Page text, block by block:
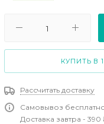
КУПИТЬ В
Рассчитать доставку
Самовывоз
Доставка завтра - 390